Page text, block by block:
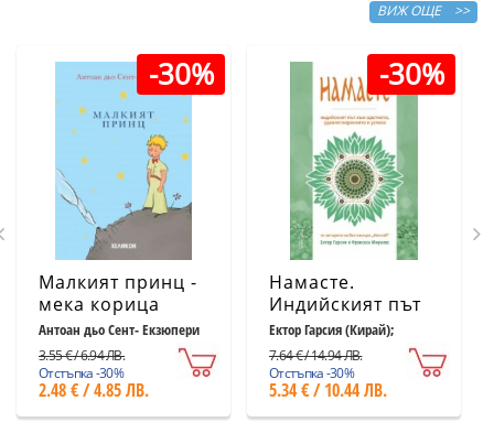
ВИЖ ОЩЕ >>
-30%
Малкият принц -
мека корица
светлосиня
Антоан дьо Сент- Екзюпери
3.55 € / 6.94 ЛВ.
Отстъпка -30%
2.48 € / 4.85 ЛВ.
-30%
Намасте.
Индийският път
към щастието,
удовлетворението
и успеха
Ектор Гарсия (Кирай);
7.64 € / 14.94 ЛВ.
Отстъпка -30%
5.34 € / 10.44 ЛВ.